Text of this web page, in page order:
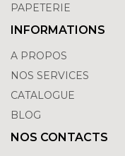
PAPETERIE
INFORMATIONS
A PROPOS
NOS SERVICES
CATALOGUE
BLOG
NOS CONTACTS